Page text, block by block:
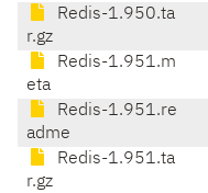
Redis-1.950.ta
r.gz
Redis-1.951.m
eta
Redis-1.951.re
adme
Redis-1.951.ta
r.gz